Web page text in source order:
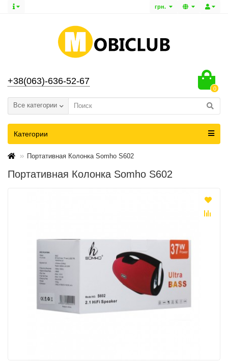
грн.
+38(063)-636-52-67
0
Все категории
Категории
Портативная Колонка Somho S602
Портативная Колонка Somho S602